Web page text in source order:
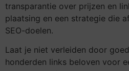
transparantie over prijzen en
plaatsing en een strategie die
SEO-doelen.
Laat je niet verleiden door
honderden links beloven voor